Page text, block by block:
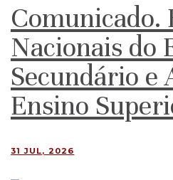
RELAÇÕES
APRESENTAR
PT
Comunicado.
Nacionais do
Secundário e
Ensino
31 JUL, 2026